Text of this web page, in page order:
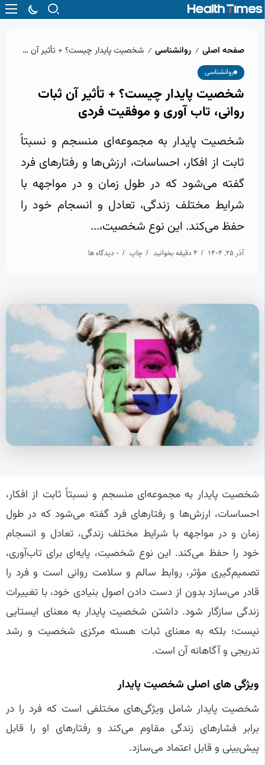
صفحه اصلی / روانشناسی / شخصیت پایدار چیست؟ + تأثیر آن ثبات روانی، تاب‌ آوری و موفقیت فردی
روانشناسی
شخصیت پایدار چیست؟ + تأثیر آن ثبات
روانی، تاب‌ آوری و موفقیت فردی
شخصیت پایدار به مجموعه‌ای منسجم و نسبتاً
ثابت از افکار، احساسات، ارزش‌ها و رفتارهای فرد
گفته می‌شود که در طول زمان و در مواجهه با
شرایط مختلف زندگی، تعادل و انسجام خود را
حفظ می‌کند. این نوع شخصیت،...
آذر 25, 1404 4 دقیقه بخوانید چاپ 0 دیدگاه ها
شخصیت پایدار به مجموعه‌ای منسجم و نسبتاً ثابت از افکار،
احساسات، ارزش‌ها و رفتارهای فرد گفته می‌شود که در طول
زمان و در مواجهه با شرایط مختلف زندگی، تعادل و انسجام
خود را حفظ می‌کند. این نوع شخصیت، پایه‌ای برای تاب‌آوری،
تصمیم‌گیری مؤثر، روابط سالم و سلامت روانی است و فرد را
قادر می‌سازد بدون از دست دادن اصول بنیادی خود، با تغییرات
زندگی سازگار شود. داشتن شخصیت پایدار به معنای ایستایی
نیست؛ بلکه به معنای ثبات هسته مرکزی شخصیت و رشد
تدریجی و آگاهانه آن است.
ویژگی‌ های اصلی شخصیت پایدار
شخصیت پایدار شامل ویژگی‌های مختلفی است که فرد را در
برابر فشارهای زندگی مقاوم می‌کند و رفتارهای او را قابل
پیش‌بینی و قابل اعتماد می‌سازد.